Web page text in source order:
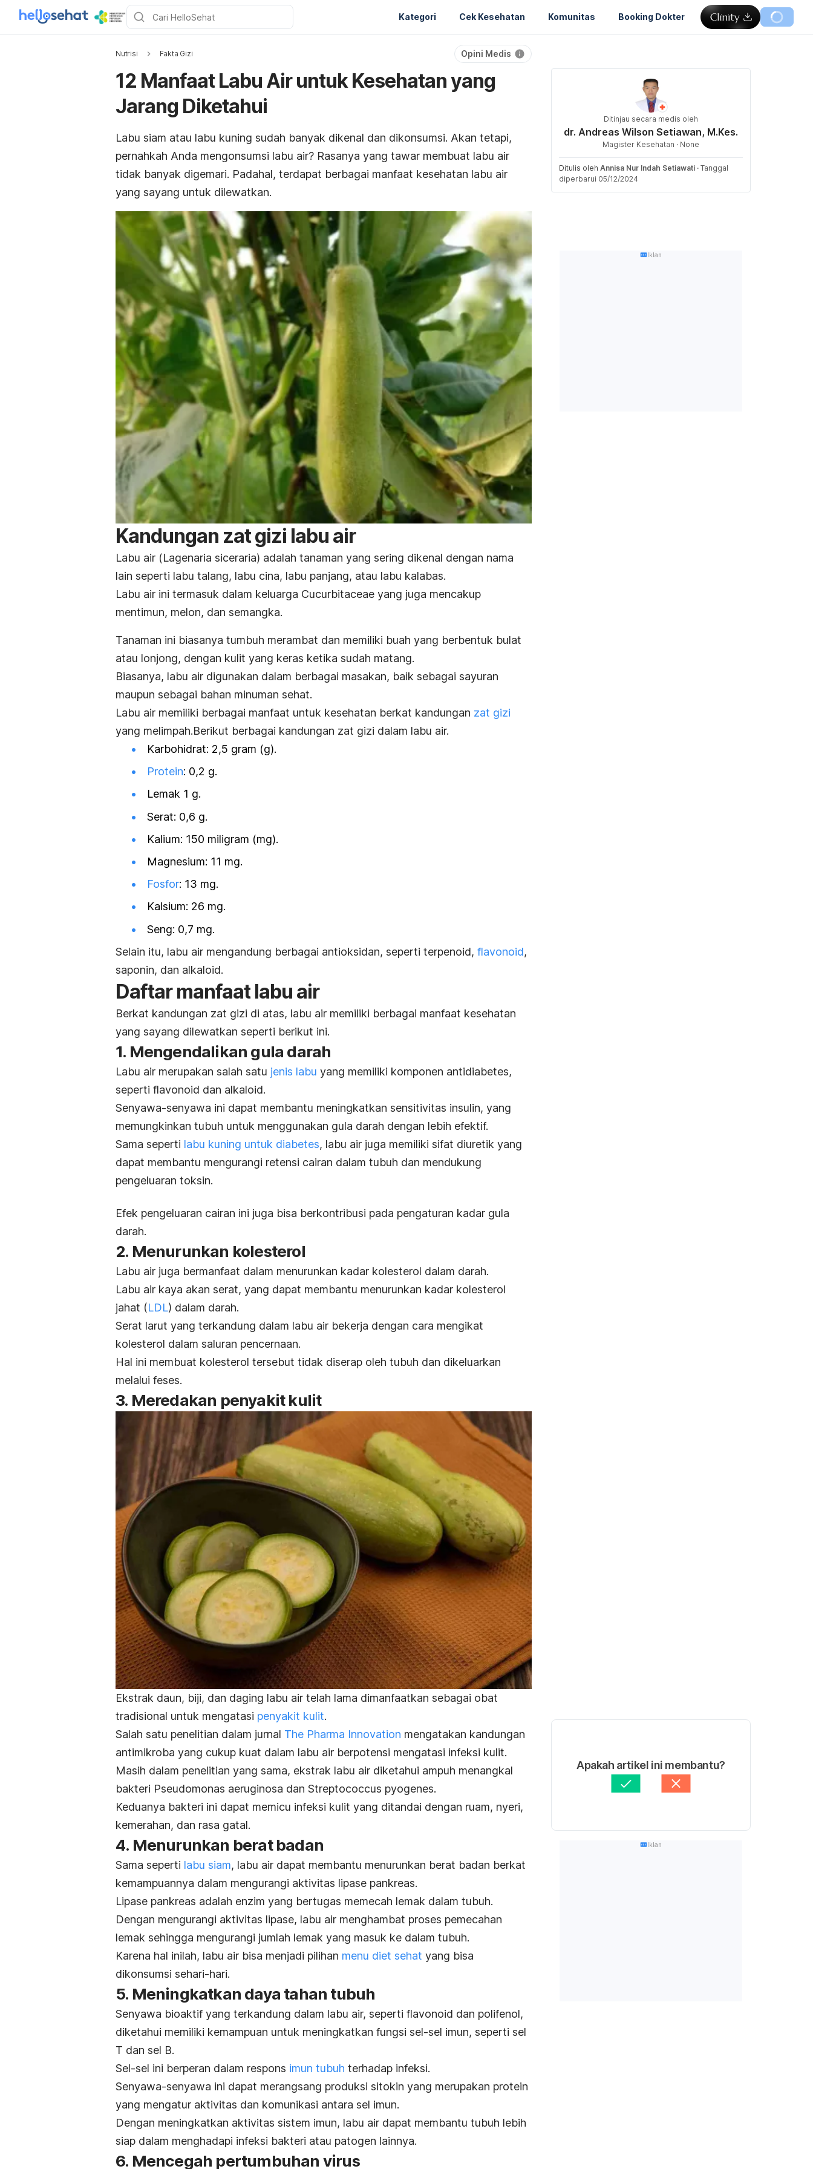
Kategori Cek Kesehatan Komunitas Booking Dokter
Nutrisi Fakta Gizi Opini Medis
12 Manfaat Labu Air untuk Kesehatan yang
Jarang Diketahui
Labu siam atau labu kuning sudah banyak dikenal dan dikonsumsi. Akan tetapi,
pernahkah Anda mengonsumsi labu air? Rasanya yang tawar membuat labu air
tidak banyak digemari. Padahal, terdapat berbagai manfaat kesehatan labu air
yang sayang untuk dilewatkan.
Kandungan zat gizi labu air
Labu air (Lagenaria siceraria) adalah tanaman yang sering dikenal dengan nama
lain seperti labu talang, labu cina, labu panjang, atau labu kalabas.
Labu air ini termasuk dalam keluarga Cucurbitaceae yang juga mencakup
mentimun, melon, dan semangka.
Tanaman ini biasanya tumbuh merambat dan memiliki buah yang berbentuk bulat
atau lonjong, dengan kulit yang keras ketika sudah matang.
Biasanya, labu air digunakan dalam berbagai masakan, baik sebagai sayuran
maupun sebagai bahan minuman sehat.
Labu air memiliki berbagai manfaat untuk kesehatan berkat kandungan zat gizi
yang melimpah.Berikut berbagai kandungan zat gizi dalam labu air.
Karbohidrat: 2,5 gram (g).
Protein: 0,2 g.
Lemak 1 g.
Serat: 0,6 g.
Kalium: 150 miligram (mg).
Magnesium: 11 mg.
Fosfor: 13 mg.
Kalsium: 26 mg.
Seng: 0,7 mg.
Selain itu, labu air mengandung berbagai antioksidan, seperti terpenoid, flavonoid,
saponin, dan alkaloid.
Daftar manfaat labu air
Berkat kandungan zat gizi di atas, labu air memiliki berbagai manfaat kesehatan
yang sayang dilewatkan seperti berikut ini.
1. Mengendalikan gula darah
Labu air merupakan salah satu jenis labu yang memiliki komponen antidiabetes,
seperti flavonoid dan alkaloid.
Senyawa-senyawa ini dapat membantu meningkatkan sensitivitas insulin, yang
memungkinkan tubuh untuk menggunakan gula darah dengan lebih efektif.
Sama seperti labu kuning untuk diabetes, labu air juga memiliki sifat diuretik yang
dapat membantu mengurangi retensi cairan dalam tubuh dan mendukung
pengeluaran toksin.
Efek pengeluaran cairan ini juga bisa berkontribusi pada pengaturan kadar gula
darah.
2. Menurunkan kolesterol
Labu air juga bermanfaat dalam menurunkan kadar kolesterol dalam darah.
Labu air kaya akan serat, yang dapat membantu menurunkan kadar kolesterol
jahat (LDL) dalam darah.
Serat larut yang terkandung dalam labu air bekerja dengan cara mengikat
kolesterol dalam saluran pencernaan.
Hal ini membuat kolesterol tersebut tidak diserap oleh tubuh dan dikeluarkan
melalui feses.
3. Meredakan penyakit kulit
Ekstrak daun, biji, dan daging labu air telah lama dimanfaatkan sebagai obat
tradisional untuk mengatasi penyakit kulit.
Salah satu penelitian dalam jurnal The Pharma Innovation mengatakan kandungan
antimikroba yang cukup kuat dalam labu air berpotensi mengatasi infeksi kulit.
Masih dalam penelitian yang sama, ekstrak labu air diketahui ampuh menangkal
bakteri Pseudomonas aeruginosa dan Streptococcus pyogenes.
Keduanya bakteri ini dapat memicu infeksi kulit yang ditandai dengan ruam, nyeri,
kemerahan, dan rasa gatal.
4. Menurunkan berat badan
Sama seperti labu siam, labu air dapat membantu menurunkan berat badan berkat
kemampuannya dalam mengurangi aktivitas lipase pankreas.
Lipase pankreas adalah enzim yang bertugas memecah lemak dalam tubuh.
Dengan mengurangi aktivitas lipase, labu air menghambat proses pemecahan
lemak sehingga mengurangi jumlah lemak yang masuk ke dalam tubuh.
Karena hal inilah, labu air bisa menjadi pilihan menu diet sehat yang bisa
dikonsumsi sehari-hari.
5. Meningkatkan daya tahan tubuh
Senyawa bioaktif yang terkandung dalam labu air, seperti flavonoid dan polifenol,
diketahui memiliki kemampuan untuk meningkatkan fungsi sel-sel imun, seperti sel
T dan sel B.
Sel-sel ini berperan dalam respons imun tubuh terhadap infeksi.
Senyawa-senyawa ini dapat merangsang produksi sitokin yang merupakan protein
yang mengatur aktivitas dan komunikasi antara sel imun.
Dengan meningkatkan aktivitas sistem imun, labu air dapat membantu tubuh lebih
siap dalam menghadapi infeksi bakteri atau patogen lainnya.
6. Mencegah pertumbuhan virus
Ditinjau secara medis oleh
dr. Andreas Wilson Setiawan, M.Kes.
Magister Kesehatan · None
Ditulis oleh Annisa Nur Indah Setiawati · Tanggal
diperbarui 05/12/2024
Iklan
Apakah artikel ini membantu?
Iklan